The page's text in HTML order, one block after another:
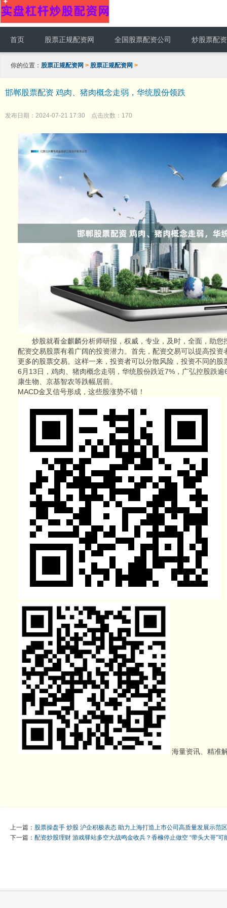
首页 股票正规配资网 全国股票配资公司 炒股票配资
你的位置： 股票正规配资网 > 股票正规配资网 >
邯郸股票配资 鸡肉、猪肉概念走弱，华统股份领跌
发布日期：2024-07-21 17:30 点击次数：170
炒股就看金麒麟分析师研报，权威，专业，及时，全面，助您
配资交易股票有着广阔的投资潜力。首先，配资交易可以提高投资
更多的股票交易。这样一来，投资者可以分散风险，投资不同的股
6月13日，鸡肉、猪肉概念走弱，华统股份跌近7%，广弘控股跌
康生物、京基智农等跌幅居前。
MACD金叉信号形成，这些股涨势不错！
海量资讯、精准
上一篇： 股票操盘手 炒股 沪企积极表态 助力上海打造上市公司高质量发展示范区
下一篇： 配资炒股理财 游戏驿站多空大战鸣金收兵？香橼停止做空 “带头大哥”可